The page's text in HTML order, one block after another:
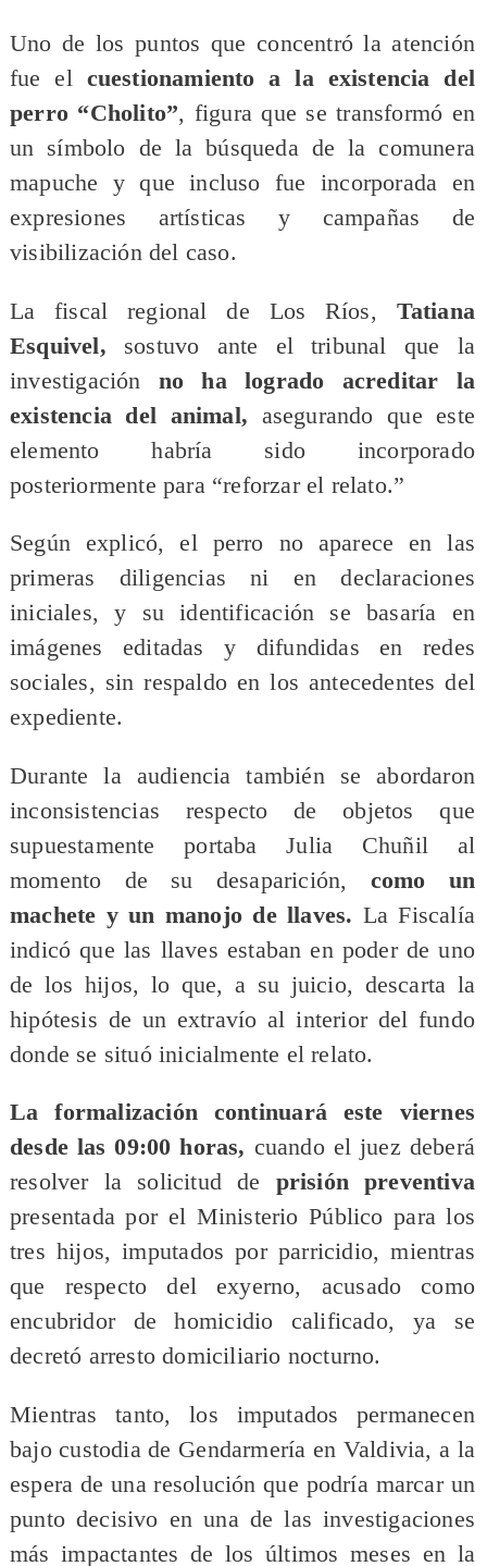
Uno de los puntos que concentró la atención
fue el cuestionamiento a la existencia del
perro “Cholito”, figura que se transformó en
un símbolo de la búsqueda de la comunera
mapuche y que incluso fue incorporada en
expresiones artísticas y campañas de
visibilización del caso.
La fiscal regional de Los Ríos, Tatiana
Esquivel, sostuvo ante el tribunal que la
investigación no ha logrado acreditar la
existencia del animal, asegurando que este
elemento habría sido incorporado
posteriormente para “reforzar el relato.”
Según explicó, el perro no aparece en las
primeras diligencias ni en declaraciones
iniciales, y su identificación se basaría en
imágenes editadas y difundidas en redes
sociales, sin respaldo en los antecedentes del
expediente.
Durante la audiencia también se abordaron
inconsistencias respecto de objetos que
supuestamente portaba Julia Chuñil al
momento de su desaparición, como un
machete y un manojo de llaves. La Fiscalía
indicó que las llaves estaban en poder de uno
de los hijos, lo que, a su juicio, descarta la
hipótesis de un extravío al interior del fundo
donde se situó inicialmente el relato.
La formalización continuará este viernes
desde las 09:00 horas, cuando el juez deberá
resolver la solicitud de prisión preventiva
presentada por el Ministerio Público para los
tres hijos, imputados por parricidio, mientras
que respecto del exyerno, acusado como
encubridor de homicidio calificado, ya se
decretó arresto domiciliario nocturno.
Mientras tanto, los imputados permanecen
bajo custodia de Gendarmería en Valdivia, a la
espera de una resolución que podría marcar un
punto decisivo en una de las investigaciones
más impactantes de los últimos meses en la